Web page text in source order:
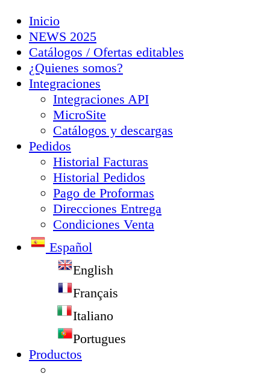
Inicio
NEWS 2025
Catálogos / Ofertas editables
¿Quienes somos?
Integraciones
Integraciones API
MicroSite
Catálogos y descargas
Pedidos
Historial Facturas
Historial Pedidos
Pago de Proformas
Direcciones Entrega
Condiciones Venta
Español
English
Français
Italiano
Portugues
Productos